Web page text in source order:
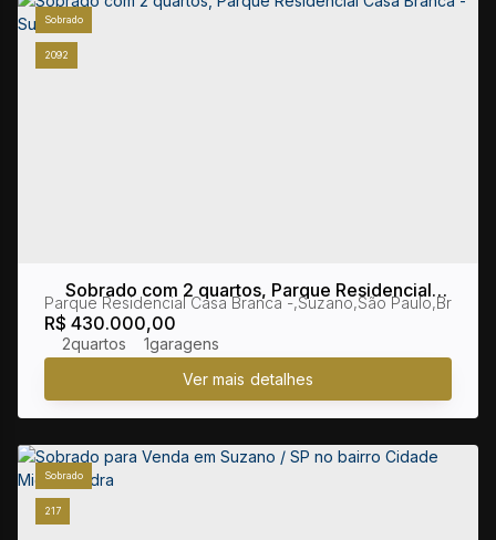
2092
Sobrado
Sobrado com 2 quartos, Parque Residencial
Casa Branca - Suzano
R$ 430.000,00
Parque Residencial Casa Branca ,Suzano,São Paulo,Brasil
2 1
217
Sobrado